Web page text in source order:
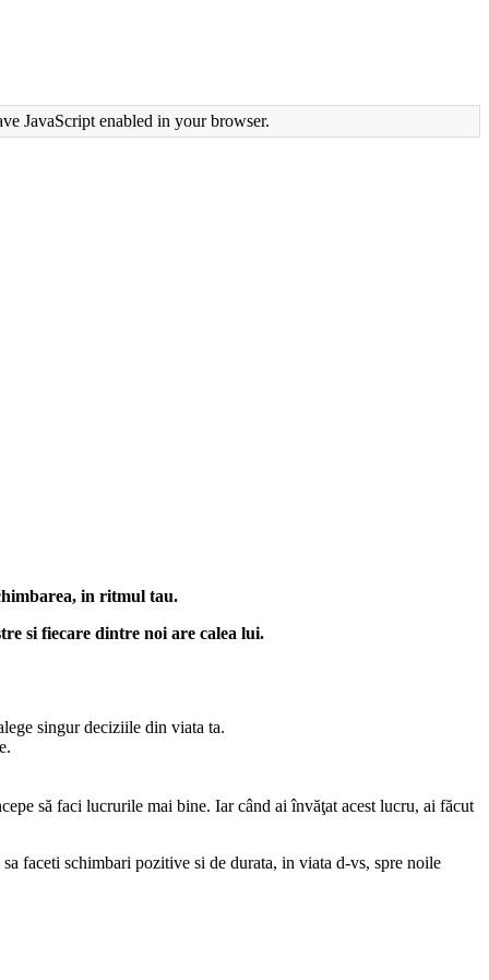
JavaScript enabled in your browser.
in ritmul tau.
si fiecare dintre noi are calea lui.
singur deciziile din viata ta.
să faci lucrurile mai bine. Iar când ai învăţat acest lucru, ai făcut
faceti schimbari pozitive si de durata, in viata d-vs, spre noile